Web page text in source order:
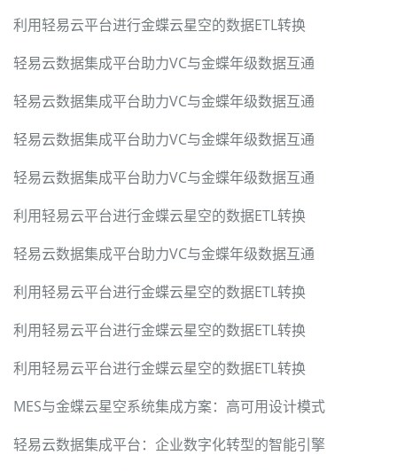
利用轻易云平台进行金蝶云星空的数据ETL转换
轻易云数据集成平台助力VC与金蝶年级数据互通
轻易云数据集成平台助力VC与金蝶年级数据互通
轻易云数据集成平台助力VC与金蝶年级数据互通
轻易云数据集成平台助力VC与金蝶年级数据互通
利用轻易云平台进行金蝶云星空的数据ETL转换
轻易云数据集成平台助力VC与金蝶年级数据互通
利用轻易云平台进行金蝶云星空的数据ETL转换
利用轻易云平台进行金蝶云星空的数据ETL转换
利用轻易云平台进行金蝶云星空的数据ETL转换
MES与金蝶云星空系统集成方案：高可用设计模式
轻易云数据集成平台：企业数字化转型的智能引擎